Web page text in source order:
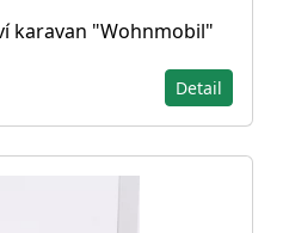
karavan "Wohnmobil"
Detail